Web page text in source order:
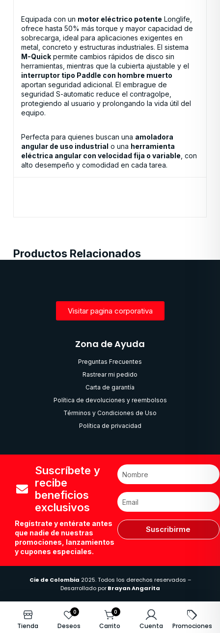
Equipada con un motor eléctrico potente Longlife,
ofrece hasta 50% más torque y mayor capacidad de
sobrecarga, ideal para aplicaciones exigentes en
metal, concreto y estructuras industriales. El sistema
M-Quick permite cambios rápidos de disco sin
herramientas, mientras que la cubierta ajustable y el
interruptor tipo Paddle con hombre muerto
aportan seguridad adicional. El embrague de
seguridad S-automatic reduce el contragolpe,
protegiendo al usuario y prolongando la vida útil del
equipo.
Perfecta para quienes buscan una amoladora
angular de uso industrial o una herramienta
eléctrica angular con velocidad fija o variable , con
alto desempeño y comodidad en cada tarea.
Productos Relacionados
Visitar pagina corporativa
Zona de Ayuda
Preguntas Frecuentes
Rastrear mi pedido
Carta de garantía
Política de devoluciones y reembolsos
Términos y Condiciones de Uso
Política de privacidad
Suscríbete y
recibe
beneficios
exclusivos
Regístrate y entérate antes
que nadie de nuestras
promociones, lanzamientos
y cupones especiales.
Suscribirme
Cie de Colombia 2025. Todos los derechos reservados –
Desarrollado porBrayan Angarita
Tienda
0
Deseos
0
Carrito Cuenta Promociones